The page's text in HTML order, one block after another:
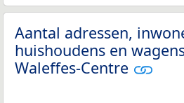
Aantal adressen,
huishoudens en
Waleffes-Centre